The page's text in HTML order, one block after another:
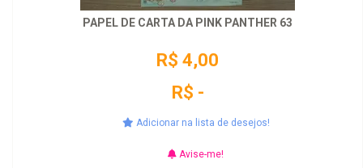
PAPEL DE CARTA DA PINK PANTHER 63
R$ 4,00
R$ -
Adicionar na lista de desejos!
Avise-me!